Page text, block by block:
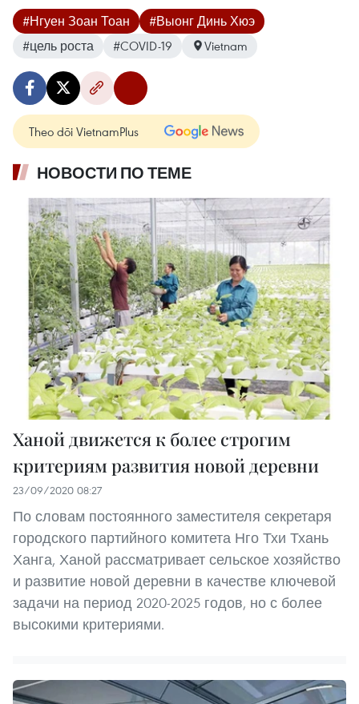
#Нгуен Зоан Тоан
#Выонг Динь Хюэ
#​​цель роста
#COVID-19 Vietnam
Theo dõi VietnamPlus
НОВОСТИ ПО ТЕМЕ
Ханой движется к более строгим
критериям развития новой деревни
23/09/2020 08:27
По словам постоянного заместителя секретаря
городского партийного комитета Нго Тхи Тхань
Ханга, Ханой рассматривает сельское хозяйство
и развитие новой деревни в качестве ключевой
задачи на период 2020-2025 годов, но с более
высокими критериями.